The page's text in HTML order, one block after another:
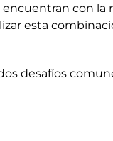
con
esta
desafíos